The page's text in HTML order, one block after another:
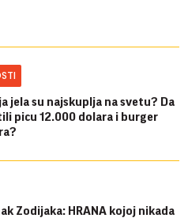
jela su najskuplja na svetu? Da
picu 12.000 dolara i burger
Zodijaka: HRANA kojoj nikada